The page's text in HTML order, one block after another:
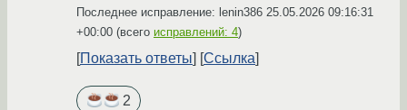
Последнее исправление: lenin386 25.05.2026 09:16:31
+00:00 (всего исправлений: 4)
Показать ответы Ссылка
2